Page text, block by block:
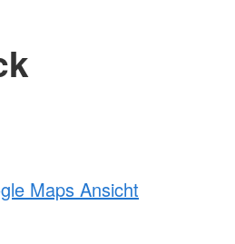
Maps Ansicht